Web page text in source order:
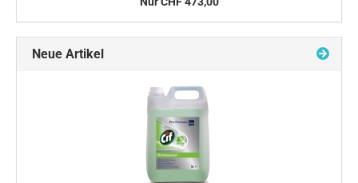
Neue Artikel